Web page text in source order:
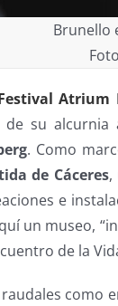
Brunello
Atrium
su
. Como
de Cáceres,
e
un museo,
de la
como